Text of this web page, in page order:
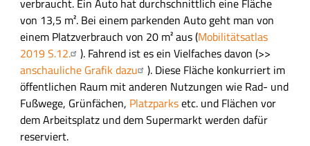
d
verbraucht. Ein Auto hat durchschnittlich eine Fläche
von 13,5 m². Bei einem parkenden Auto geht man von
einem Platzverbrauch von 20 m² aus (Mobilitätsatlas
2019 S.12. ). Fahrend ist es ein Vielfaches davon (>>
anschauliche Grafik dazu
). Diese Fläche konkurriert im
öffentlichen Raum mit anderen Nutzungen wie Rad- und
Fußwege, Grünfächen, Platzparksetc. und Flächen vor
dem Arbeitsplatz und dem Supermarkt werden dafür
reserviert.